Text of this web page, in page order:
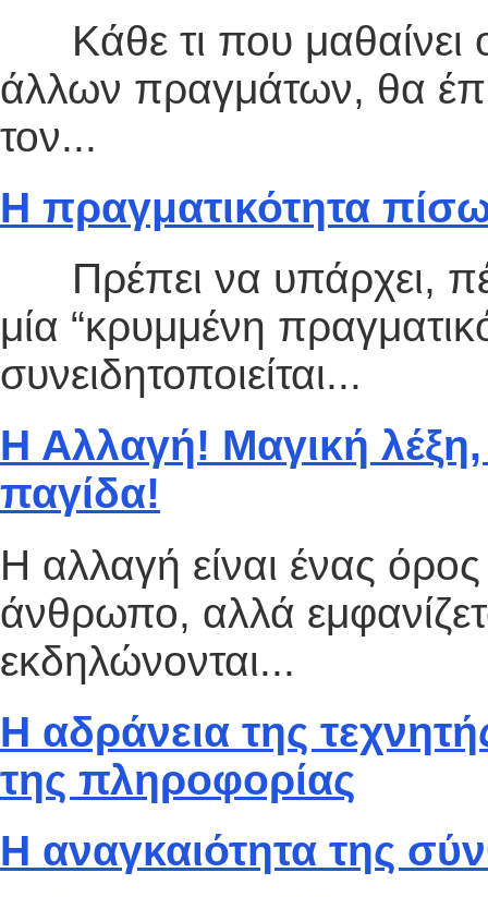
Κάθε τι που
άλλων πραγμάτων, θα
τον...
Η πραγματικότητα
Πρέπει να υπάρχει,
μία “κρυμμένη
συνειδητοποιείται...
Η Αλλαγή! Μαγική
παγίδα!
Η αλλαγή είναι ένας
άνθρωπο, αλλά
εκδηλώνονται...
Η αδράνεια της
της πληροφορίας
Η αναγκαιότητα της